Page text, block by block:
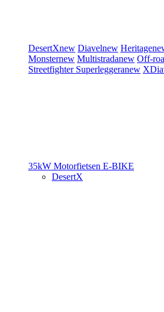
DesertXnew Diavelnew Heritage
Monsternew Multistradanew Off-
Streetfighter Superleggeranew
35kW Motorfietsen E-BIKE
DesertX